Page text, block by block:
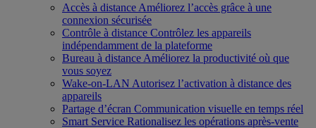
Accès à distance Améliorez l’accès grâce à une
connexion sécurisée
Contrôle à distance Contrôlez les appareils
indépendamment de la plateforme
Bureau à distance Améliorez la productivité où que
vous soyez
Wake-on-LAN Autorisez l’activation à distance des
appareils
Partage d’écran Communication visuelle en temps réel
Smart Service Rationalisez les opérations après-vente